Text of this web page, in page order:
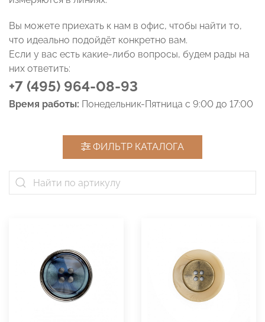
Вы можете приехать к нам в офис, чтобы найти то,
что идеально подойдёт конкретно вам.
Если у вас есть какие-либо вопросы, будем рады на
них ответить:
+7 (495) 964-08-93
Время работы: Понедельник-Пятница с 9:00 до 17:00
ФИЛЬТР КАТАЛОГА